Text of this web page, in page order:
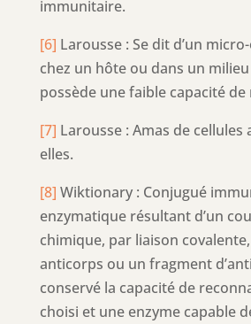
immunitaire.
[6] Larousse : Se dit d’un
chez un hôte ou dans un
possède une faible capacité
[7] Larousse : Amas de cellules
elles.
[8] Wiktionary : Conjugué
enzymatique résultant d’un
chimique, par liaison
anticorps ou un fragment
conservé la capacité de
choisi et une enzyme capable